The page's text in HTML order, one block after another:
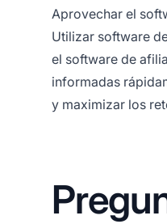
Aprovechar el
Utilizar software
el software de
informadas
y maximizar los